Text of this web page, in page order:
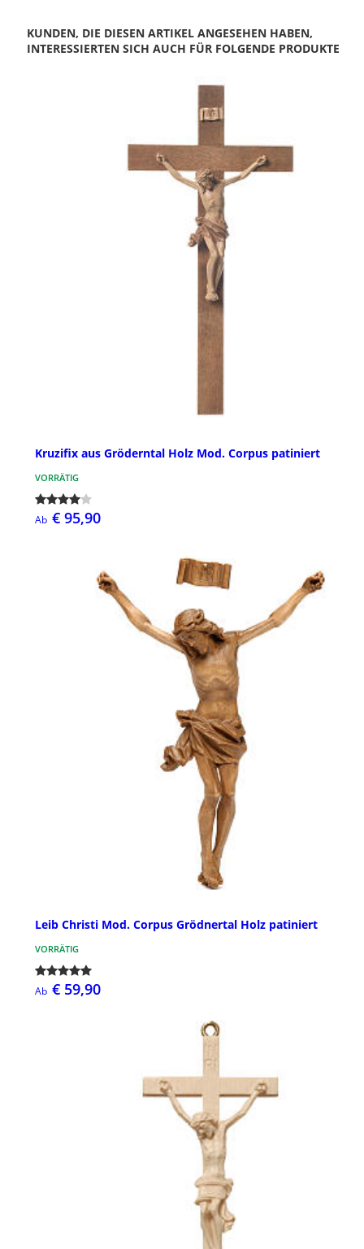
KUNDEN, DIE DIESEN ARTIKEL ANGESEHEN HABEN,
INTERESSIERTEN SICH AUCH FÜR FOLGENDE PRODUKTE
Kruzifix aus Gröderntal Holz Mod. Corpus patiniert
VORRÄTIG
Ab € 95,90
Leib Christi Mod. Corpus Grödnertal Holz patiniert
VORRÄTIG
Ab € 59,90